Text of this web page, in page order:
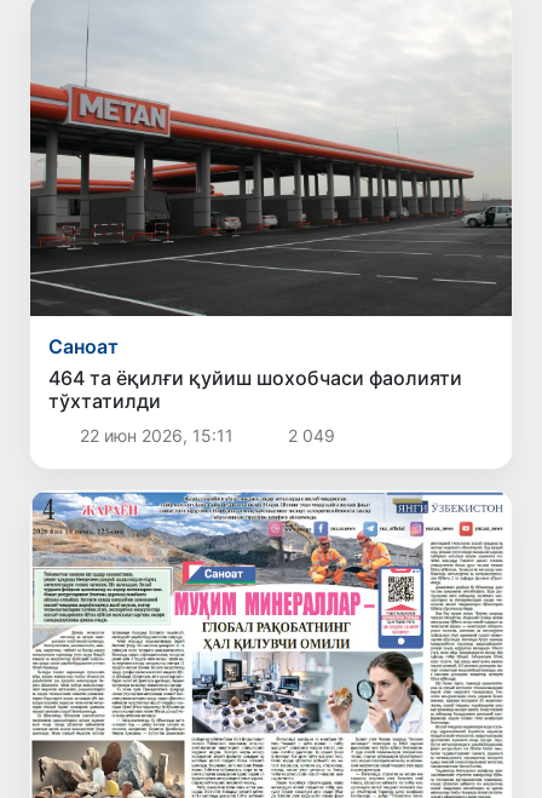
Саноат
464 та ёқилғи қуйиш шохобчаси фаолияти
тўхтатилди
22 июн 2026, 15:11 2 049